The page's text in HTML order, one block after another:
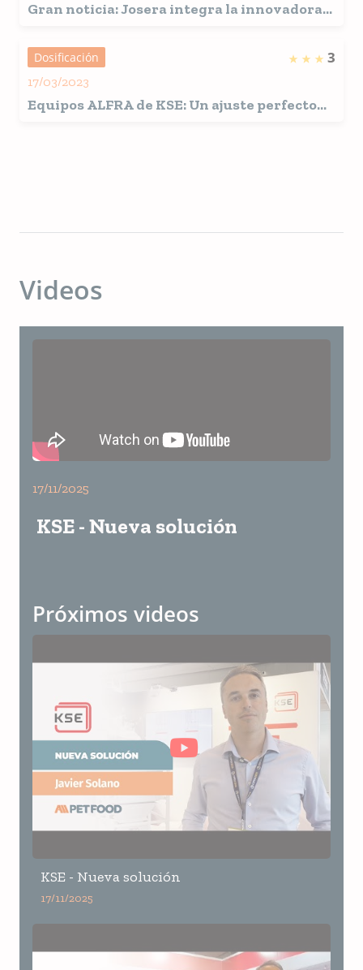
Gran noticia: Josera integra la innovadora
Dosificación 3
17/03/2023
Equipos ALFRA de KSE: Un ajuste perfecto
Videos
17/11/2025
KSE - Nueva solución
Próximos videos
KSE - Nueva solución
17/11/2025